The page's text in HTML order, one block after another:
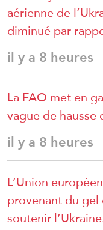
aérienne de
diminué par
il y a 8 heures
La FAO met en
vague de
il y a 8 heures
L’Union
provenant du
soutenir